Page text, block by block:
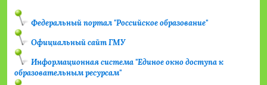
Федеральный портал "Российское образование"
Официальный сайт ГМУ
Информационная система "Единое окно доступа к
образовательным ресурсам"